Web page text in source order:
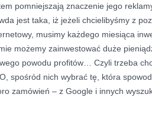
pomniejszają znaczenie jego
jest taka, iż jeżeli chcielibyśmy z
musimy każdego miesiąca
możemy zainwestować duże
powodu profitów… Czyli trzeba
spośród nich wybrać tę, która
zamówień – z Google i innych